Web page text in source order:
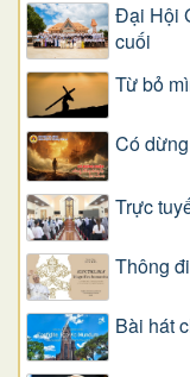
Đại Hội
cuối
Từ bỏ
Có
Trực
Thông
Bài hát